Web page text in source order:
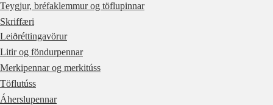
Teygjur, bréfaklemmur og töflupinnar
Skriffæri
Leiðréttingavörur
Litir og föndurpennar
Merkipennar og merkitúss
Töflutúss
Áherslupennar